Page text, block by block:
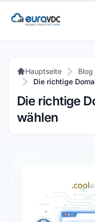
Hauptseite
Blog
Die richtige
Die richtige
wählen